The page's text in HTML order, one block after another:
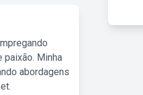
Minha
abordagens